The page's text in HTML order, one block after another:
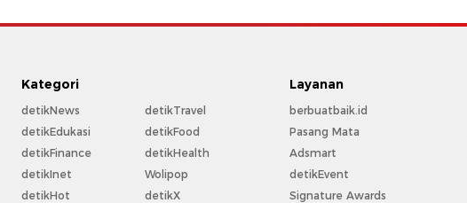
Kategori
detikNews
detikEdukasi
detikFinance
detikInet
detikHot
detikTravel
detikFood
detikHealth
Wolipop
detikX
Layanan
berbuatbaik.id
Pasang Mata
Adsmart
detikEvent
Signature Awards